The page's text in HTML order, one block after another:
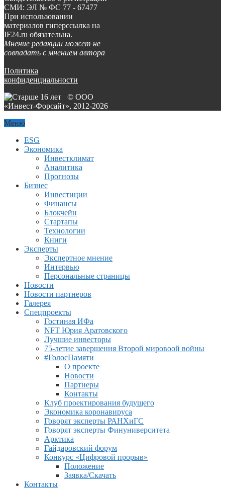
СМИ: ЭЛ № ФС 77 - 67477
При использовании
материалов гиперссылка на
IF24.ru обязательна.
Мнение редакции может не
совпадать с мнением автора
Политика
конфиденциальности
© ООО
«Инвест-Форсайт», 2012-2026
Меню
ESG
Экономика
Инвестклимат
Аналитика
Прогнозы
Бизнес
Инвестиции
Финансы
Блокчейн
Стартапы
Технологии
Книги
Эксперты
Экспертное мнение
Интервью
Персональные страницы
Новости
Новости партнеров
Галерея
Спецпроекты
Гостиная ИФа
NFT Юрия Аратовского
Лучшие инвесторы
75-летие завершения Второй мировоой войны
#ГолосПамяти
О проекте
Новости
Партнеры
Контакты
Клуб проектирования будущего
Экономика коронавируса
Говорят эксперты РАНХиГС
Говорят эксперты Финуниверситета
Арктика
Гайдаровский форум
Конкурс «Цифровой прорыв»
Положение
Заявка/Скачать
Контакты